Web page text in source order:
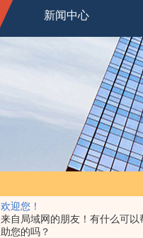
欢迎您！
来自局域网的朋友！有什么可以
助您的吗？
新闻中心